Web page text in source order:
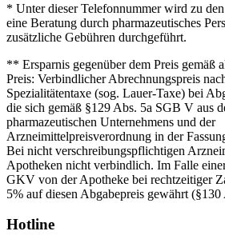
* Unter dieser Telefonnummer wird zu
eine Beratung durch pharmazeutisches
zusätzliche Gebühren durchgeführt.
** Ersparnis gegenüber dem Preis gemäß
Preis: Verbindlicher Abrechnungspreis
Spezialitätentaxe (sog. Lauer-Taxe) bei
die sich gemäß §129 Abs. 5a SGB V aus
pharmazeutischen Unternehmens und der
Arzneimittelpreisverordnung in der
Bei nicht verschreibungspflichtigen
Apotheken nicht verbindlich. Im Falle
GKV von der Apotheke bei rechtzeitiger
5% auf diesen Abgabepreis gewährt
Hotline